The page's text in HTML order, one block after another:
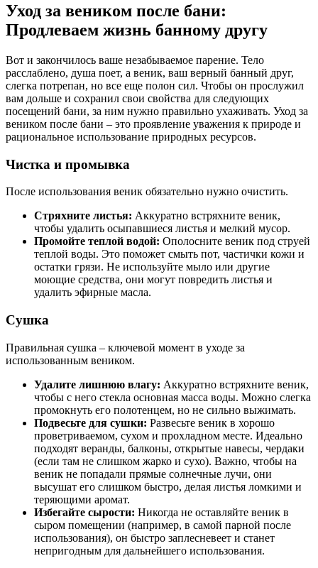
Уход за веником после бани:
Продлеваем жизнь банному другу
Вот и закончилось ваше незабываемое парение. Тело
расслаблено, душа поет, а веник, ваш верный банный друг,
слегка потрепан, но все еще полон сил. Чтобы он прослужил
вам дольше и сохранил свои свойства для следующих
посещений бани, за ним нужно правильно ухаживать. Уход за
веником после бани – это проявление уважения к природе и
рациональное использование природных ресурсов.
Чистка и промывка
После использования веник обязательно нужно очистить.
Стряхните листья: Аккуратно встряхните веник,
чтобы удалить осыпавшиеся листья и мелкий мусор.
Промойте теплой водой: Ополосните веник под струей
теплой воды. Это поможет смыть пот, частички кожи и
остатки грязи. Не используйте мыло или другие
моющие средства, они могут повредить листья и
удалить эфирные масла.
Сушка
Правильная сушка – ключевой момент в уходе за
использованным веником.
Удалите лишнюю влагу: Аккуратно встряхните веник,
чтобы с него стекла основная масса воды. Можно слегка
промокнуть его полотенцем, но не сильно выжимать.
Подвесьте для сушки: Развесьте веник в хорошо
проветриваемом, сухом и прохладном месте. Идеально
подходят веранды, балконы, открытые навесы, чердаки
(если там не слишком жарко и сухо). Важно, чтобы на
веник не попадали прямые солнечные лучи, они
высушат его слишком быстро, делая листья ломкими и
теряющими аромат.
Избегайте сырости: Никогда не оставляйте веник в
сыром помещении (например, в самой парной после
использования), он быстро заплесневеет и станет
непригодным для дальнейшего использования.